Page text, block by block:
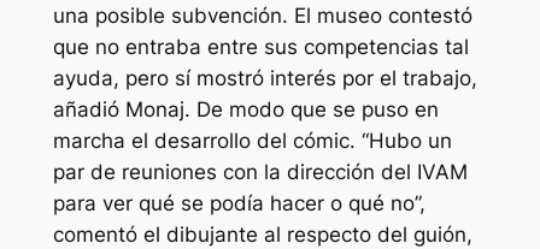
una posible subvención. El museo contestó
que no entraba entre sus competencias tal
ayuda, pero sí mostró interés por el trabajo,
añadió Monaj. De modo que se puso en
marcha el desarrollo del cómic. “Hubo un
par de reuniones con la dirección del IVAM
para ver qué se podía hacer o qué no”,
comentó el dibujante al respecto del guión,